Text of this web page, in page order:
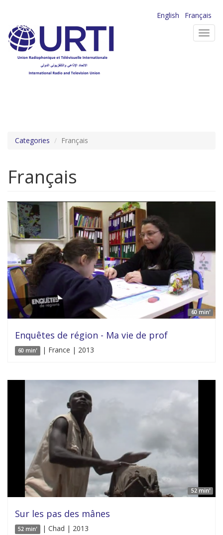
contenu
principal
English
Français
Categories Français
Français
60 min'
Enquêtes de région - Ma vie de prof
60 min' | France | 2013
52 min'
Sur les pas des mânes
52 min' | Chad | 2013